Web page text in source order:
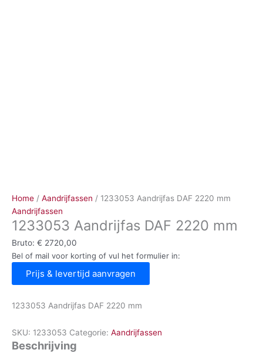
Home / Aandrijfassen / 1233053 Aandrijfas DAF 2220 mm
Aandrijfassen
1233053 Aandrijfas DAF 2220 mm
Bruto: € 2720,00
Bel of mail voor korting of vul het formulier in:
Prijs & levertijd aanvragen
1233053 Aandrijfas DAF 2220 mm
SKU: 1233053 Categorie: Aandrijfassen
Beschrijving